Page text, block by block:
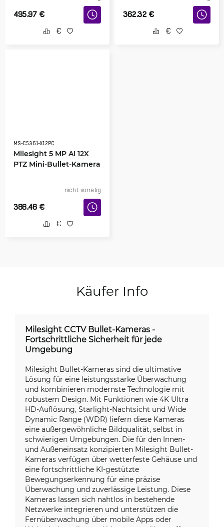
495.97 € 362.32 €
MS-C5361-X12PC
Milesight 5 MP AI 12X
PTZ Mini-Bullet-Kamera
nicht vorrätig
386.46 €
Käufer Info
Milesight CCTV Bullet-Kameras -
Fortschrittliche Sicherheit für jede
Umgebung
Milesight Bullet-Kameras sind die ultimative
Lösung für eine leistungsstarke Überwachung
und kombinieren modernste Technologie mit
robustem Design. Mit Funktionen wie 4K Ultra
HD-Auflösung, Starlight-Nachtsicht und Wide
Dynamic Range (WDR) liefern diese Kameras
eine außergewöhnliche Bildqualität, selbst in
schwierigen Umgebungen. Die für den Innen-
und Außeneinsatz konzipierten Milesight Bullet-
Kameras verfügen über wetterfeste Gehäuse und
eine fortschrittliche KI-gestützte
Bewegungserkennung für eine präzise
Überwachung und zuverlässige Leistung. Diese
Kameras lassen sich nahtlos in bestehende
Netzwerke integrieren und unterstützen die
Fernüberwachung über mobile Apps oder